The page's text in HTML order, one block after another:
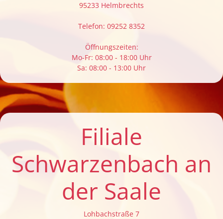
95233 Helmbrechts
Telefon: 09252 8352
Öffnungszeiten:
Mo-Fr: 08:00 - 18:00 Uhr
Sa: 08:00 - 13:00 Uhr
Filiale
Schwarzenbach an
der Saale
Lohbachstraße 7